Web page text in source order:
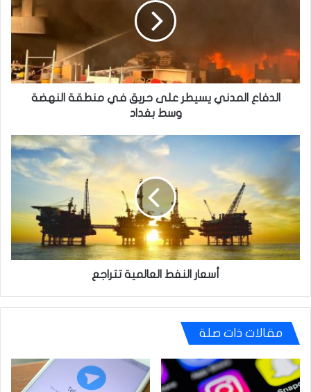
منطقة
النهضة
وسط
بغدادالدفاع المدني يسيطر على حريق في منطقة النهضة
وسط بغداد
أسعار
النفط
تتراجع
أسعار النفط العالمية تتراجع
مقالات ذات صلة